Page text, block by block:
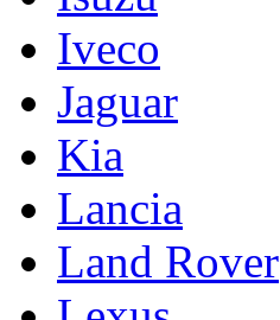
Iveco
Jaguar
Kia
Lancia
Land Rover